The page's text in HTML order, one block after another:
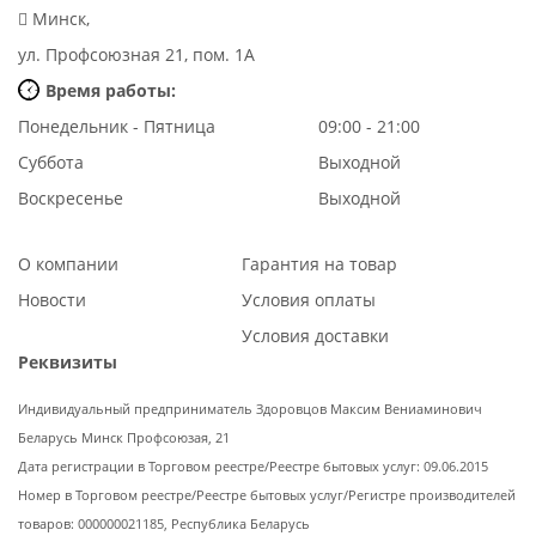
Минск,
ул. Профсоюзная 21, пом. 1А
Время работы:
Понедельник - Пятница
09:00 - 21:00
Суббота
Выходной
Воскресенье
Выходной
О компании
Новости
Гарантия на товар
Условия оплаты
Условия доставки
Реквизиты
Индивидуальный предприниматель Здоровцов Максим Вениаминович
Беларусь Минск Профсоюзая, 21
Дата регистрации в Торговом реестре/Реестре бытовых услуг: 09.06.2015
Номер в Торговом реестре/Реестре бытовых услуг/Регистре производителей
товаров: 000000021185, Республика Беларусь